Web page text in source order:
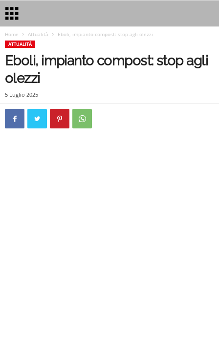
Home Attualità Eboli, impianto compost: stop agli olezzi
ATTUALITÀ
Eboli, impianto compost: stop agli
olezzi
5 Luglio 2025